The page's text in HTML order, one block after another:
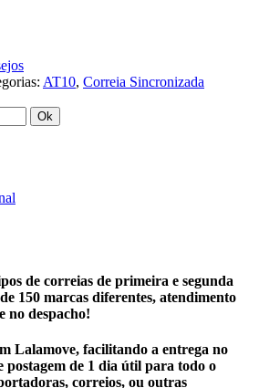
AT10, Correia Sincronizada
Ok
de correias de primeira e segunda
150 marcas diferentes, atendimento
no despacho!
Lalamove, facilitando a entrega no
postagem de 1 dia útil para todo o
correios, ou outras